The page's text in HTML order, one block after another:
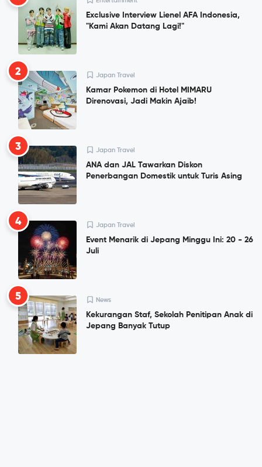
Exclusive Interview Lienel AFA Indonesia,
"Kami Akan Datang Lagi!"
2 Japan Travel
Kamar Pokemon di Hotel MIMARU
Direnovasi, Jadi Makin Ajaib!
3 Japan Travel
ANA dan JAL Tawarkan Diskon
Penerbangan Domestik untuk Turis Asing
4 Japan Travel
Event Menarik di Jepang Minggu Ini: 20 - 26
Juli
5 News
Kekurangan Staf, Sekolah Penitipan Anak di
Jepang Banyak Tutup